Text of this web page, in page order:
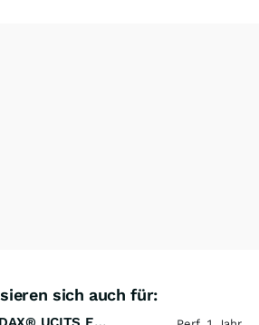
sich auch für: